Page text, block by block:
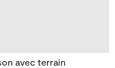
avec terrain